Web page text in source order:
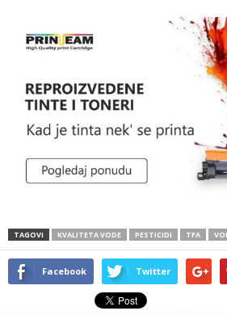
TAGOVI KVALITETA VODE PESTICIDI TFA
Facebook Twitter